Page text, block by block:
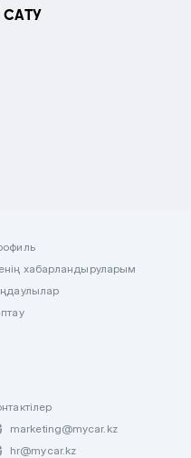
САТУ
хабарландыруларым
marketing@mycar.kz
hr@mycar.kz